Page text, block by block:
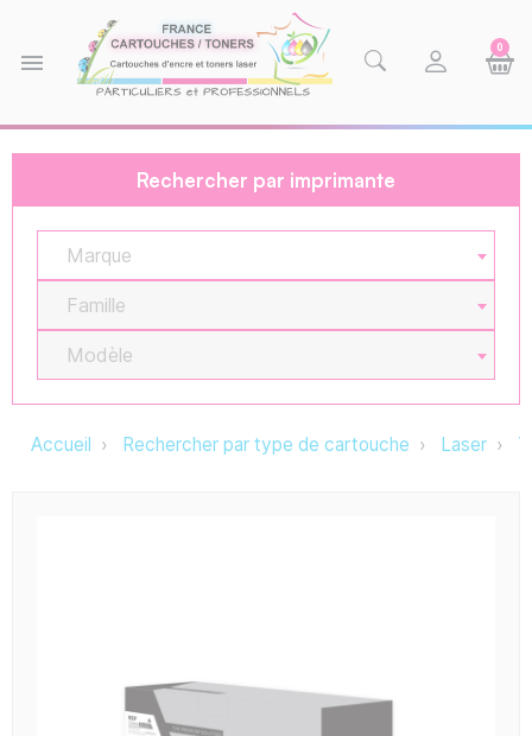
menu
0
Rechercher par imprimante
Marque
Famille
Modèle
Accueil Rechercher par type de cartouche Laser